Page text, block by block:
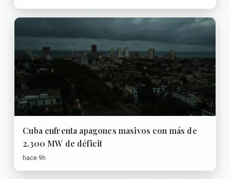
Cuba enfrenta apagones masivos con más de
2.300 MW de déficit
hace 9h